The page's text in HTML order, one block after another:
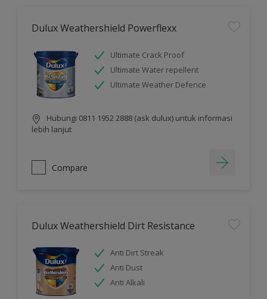
Dulux Weathershield Powerflexx
Ultimate Crack Proof
Ultimate Water repellent
Ultimate Weather Defence
Hubungi 0811 1952 2888 (ask dulux) untuk informasi
lebih lanjut
Compare
Dulux Weathershield Dirt Resistance
Anti Dirt Streak
Anti Dust
Anti Alkali